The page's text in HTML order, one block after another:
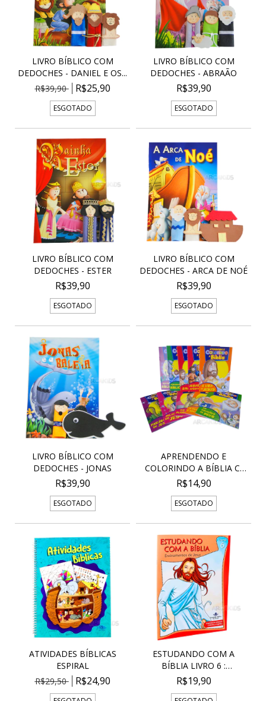
LIVRO BÍBLICO COM
DEDOCHES - DANIEL E OS...
R$39,90
R$25,90
ESGOTADO
LIVRO BÍBLICO COM
DEDOCHES - ABRAÃO
R$39,90
ESGOTADO
LIVRO BÍBLICO COM
DEDOCHES - ESTER
R$39,90
ESGOTADO
LIVRO BÍBLICO COM
DEDOCHES - ARCA DE NOÉ
R$39,90
ESGOTADO
LIVRO BÍBLICO COM
DEDOCHES - JONAS
R$39,90
ESGOTADO
APRENDENDO E
COLORINDO A BÍBLIA C/
10
R$14,90
ESGOTADO
ATIVIDADES BÍBLICAS
ESPIRAL
R$29,50
R$24,90
ESTUDANDO COM A
BÍBLIA LIVRO 6 :
ENSINAM...
R$19,90